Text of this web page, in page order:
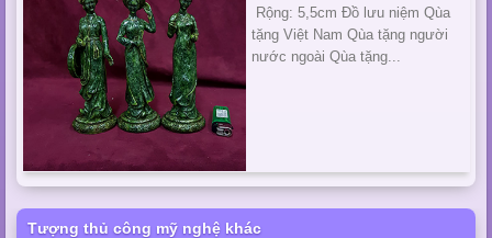
Rộng: 5,5cm Đồ lưu niệm Qùa
tặng Việt Nam Qùa tặng người
nước ngoài Qùa tặng...
Tượng thủ công mỹ nghệ khác